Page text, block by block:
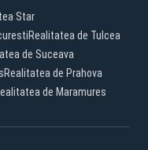
Star
Realitatea de Tulcea
de Suceava
Realitatea de Prahova
de Maramures